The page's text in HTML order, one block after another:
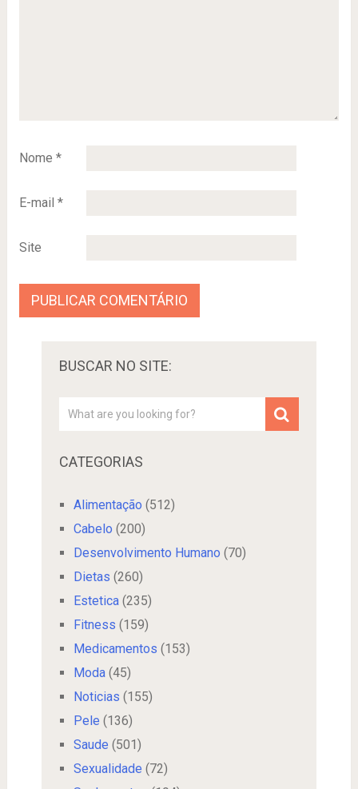
Nome *
E-mail *
Site
BUSCAR NO SITE:
CATEGORIAS
Alimentação (512)
Cabelo (200)
Desenvolvimento Humano (70)
Dietas (260)
Estetica(235)
Fitness (159)
Medicamentos (153)
Moda(45)
Noticias (155)
Pele (136)
Saude (501)
Sexualidade (72)